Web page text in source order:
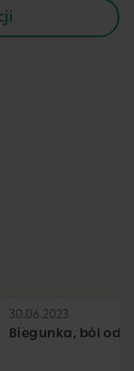
30.06.2023
Biegunka, ból